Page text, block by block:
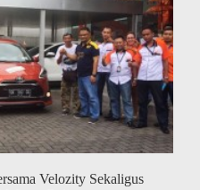
Velozity Sekaligus